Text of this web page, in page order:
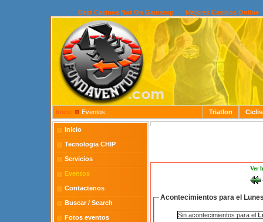
Best Casinos Not On Gamstop Mejores Casinos Online
Inicio Eventos Triatlon
Inicio
Tecnologia CHIP
Servicios
Eventos
Contactenos
Buscar / Search
Fotos eventos
Ver
Acontecimientos para el
Sin acontecimientos para el